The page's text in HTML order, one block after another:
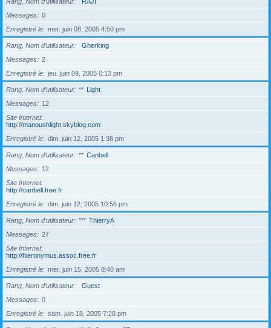
Messages
0
Enregistré le
mer. juin 08, 2005 4:50 pm
Rang, Nom d’utilisateur
Gherking
Messages
2
Enregistré le
jeu. juin 09, 2005 6:13 pm
Rang, Nom d’utilisateur ** Light
Messages
12
Site Internet
http://manoushlight.skyblog.com
Enregistré le
dim. juin 12, 2005 1:38 pm
Rang, Nom d’utilisateur ** Canbell
Messages
12
Site Internet
http://canbell.free.fr
Enregistré le
dim. juin 12, 2005 10:56 pm
Rang, Nom d’utilisateur *** ThierryA
Messages
27
Site Internet
http://hieronymus.assoc.free.fr
Enregistré le
mer. juin 15, 2005 8:40 am
Rang, Nom d’utilisateur
Guest
Messages
0
Enregistré le
sam. juin 18, 2005 7:28 pm